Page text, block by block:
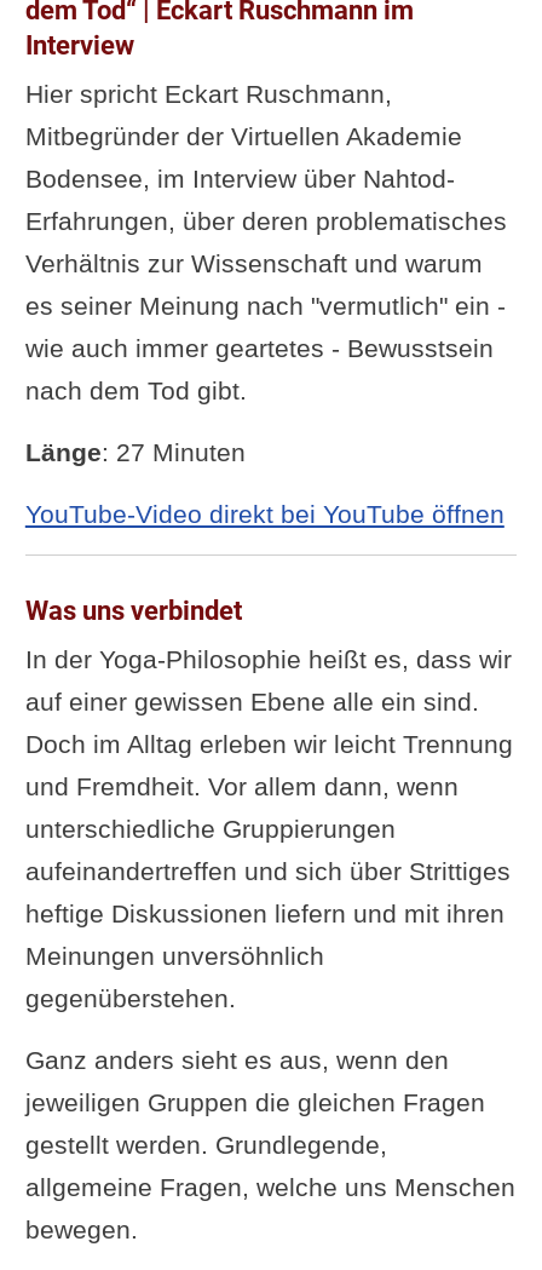
dem Tod“ | Eckart Ruschmann im
Interview
Hier spricht Eckart Ruschmann,
Mitbegründer der Virtuellen Akademie
Bodensee, im Interview über Nahtod-
Erfahrungen, über deren problematisches
Verhältnis zur Wissenschaft und warum
es seiner Meinung nach "vermutlich" ein -
wie auch immer geartetes - Bewusstsein
nach dem Tod gibt.
Länge: 27 Minuten
YouTube-Video direkt bei YouTube öffnen
Was uns verbindet
In der Yoga-Philosophie heißt es, dass wir
auf einer gewissen Ebene alle ein sind.
Doch im Alltag erleben wir leicht Trennung
und Fremdheit. Vor allem dann, wenn
unterschiedliche Gruppierungen
aufeinandertreffen und sich über Strittiges
heftige Diskussionen liefern und mit ihren
Meinungen unversöhnlich
gegenüberstehen.
Ganz anders sieht es aus, wenn den
jeweiligen Gruppen die gleichen Fragen
gestellt werden. Grundlegende,
allgemeine Fragen, welche uns Menschen
bewegen.